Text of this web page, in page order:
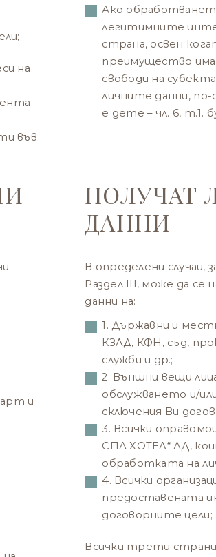
на
във
Ако
легитимните
страна, освен
преимущество
свободи на
личните данни,
е дете – чл. 6, т.1.
и
ПОЛУЧАТ
ДАННИ
В определени случаи,
Раздел III, може да се
данни на:
1. Държавни и
КЗЛД, КФН, съд,
служби и др.;
2. Външни вещи
обслужването и/
сключения Ви
3. Всички
СПА ХОТЕЛ“ АД,
обработката на
4. Всички
предоставената
договорните цели;
Всички трети